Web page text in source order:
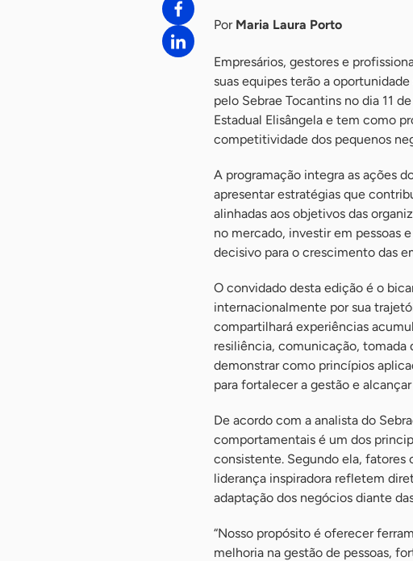
Por Maria Laura Porto
Empresários, gestores e
suas equipes terão a
pelo Sebrae Tocantins no dia 11
Estadual Elisângela e tem como
competitividade dos pequenos
A programação integra as ações
apresentar estratégias que
alinhadas aos objetivos das
no mercado, investir em pessoas
decisivo para o crescimento das
O convidado desta edição é o
internacionalmente por sua
compartilhará experiências
resiliência, comunicação, tomada
demonstrar como princípios
para fortalecer a gestão e
De acordo com a analista do
comportamentais é um dos
consistente. Segundo ela,
liderança inspiradora refletem
adaptação dos negócios diante
“Nosso propósito é oferecer
melhoria na gestão de pessoas,